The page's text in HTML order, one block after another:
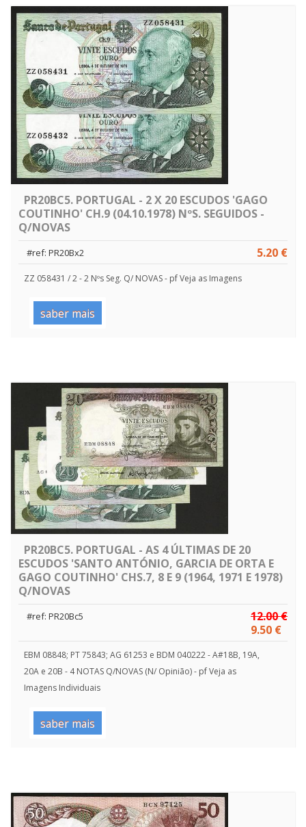
PR20BC5. PORTUGAL - 2 X 20 ESCUDOS 'GAGO
COUTINHO' CH.9 (04.10.1978) NºS. SEGUIDOS -
Q/NOVAS
5.20 €
#ref: PR20Bx2
ZZ 058431 / 2 - 2 Nºs Seg. Q/ NOVAS - pf Veja as Imagens
saber mais
PR20BC5. PORTUGAL - AS 4 ÚLTIMAS DE 20
ESCUDOS 'SANTO ANTÓNIO, GARCIA DE ORTA E
GAGO COUTINHO' CHS.7, 8 E 9 (1964, 1971 E 1978)
Q/NOVAS
12.00 €
9.50 €
#ref: PR20Bc5
EBM 08848; PT 75843; AG 61253 e BDM 040222 - A#18B, 19A,
20A e 20B - 4 NOTAS Q/NOVAS (N/ Opinião) - pf Veja as
Imagens Individuais
saber mais